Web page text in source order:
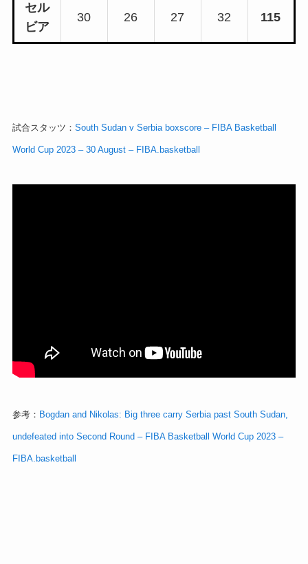
セル
ビア
30 26 27 32 115
試合スタッツ： South Sudan v Serbia boxscore – FIBA Basketball
World Cup 2023 – 30 August – FIBA.basketball
参考： Bogdan and Nikolas: Big three carry Serbia past South Sudan,
undefeated into Second Round – FIBA Basketball World Cup 2023 –
FIBA.basketball